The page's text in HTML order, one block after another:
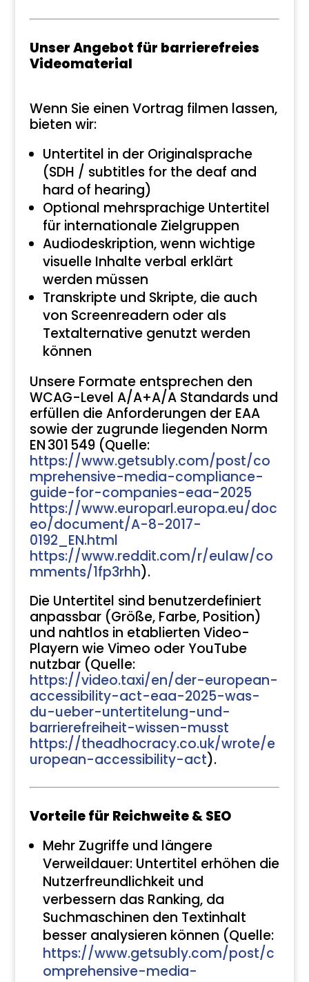
Unser Angebot für barrierefreies
Videomaterial
Wenn Sie einen Vortrag filmen lassen,
bieten wir:
Untertitel in der Originalsprache
(SDH / subtitles for the deaf and
hard of hearing)
Optional mehrsprachige Untertitel
für internationale Zielgruppen
Audiodeskription, wenn wichtige
visuelle Inhalte verbal erklärt
werden müssen
Transkripte und Skripte, die auch
von Screenreadern oder als
Textalternative genutzt werden
können
Unsere Formate entsprechen den
WCAG-Level A/A+A/A Standards und
erfüllen die Anforderungen der EAA
sowie der zugrunde liegenden Norm
EN 301 549 (Quelle:
https://www.getsubly.com/post/co
mprehensive-media-compliance-
guide-for-companies-eaa-2025
https://www.europarl.europa.eu/doc
eo/document/A-8-2017-
0192_EN.html
https://www.reddit.com/r/eulaw/co
mments/1fp3rhh).
Die Untertitel sind benutzerdefiniert
anpassbar (Größe, Farbe, Position)
und nahtlos in etablierten Video-
Playern wie Vimeo oder YouTube
nutzbar (Quelle:
https://video.taxi/en/der-european-
accessibility-act-eaa-2025-was-
du-ueber-untertitelung-und-
barrierefreiheit-wissen-musst
https://theadhocracy.co.uk/wrote/e
uropean-accessibility-act).
Vorteile für Reichweite & SEO
Mehr Zugriffe und längere
Verweildauer: Untertitel erhöhen die
Nutzerfreundlichkeit und
verbessern das Ranking, da
Suchmaschinen den Textinhalt
besser analysieren können (Quelle:
https://www.getsubly.com/post/c
omprehensive-media-